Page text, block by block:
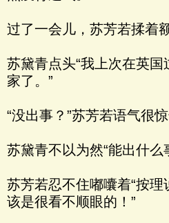
过了一会儿，苏芳若揉着
苏黛青点头“我上次在英
家了。”
“没出事？”苏芳若语气很惊
苏黛青不以为然“能出什么
苏芳若忍不住嘟囔着“按
该是很看不顺眼的！”